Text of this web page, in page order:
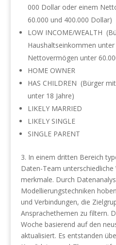
000 Dollar oder einem
60.000 und 400.000 Dollar)
LOW INCOME/WEALTH
Haushaltseinkommen
Nettovermögen unter
HOME OWNER
HAS CHILDREN (Bürger
unter 18 Jahre)
LIKELY MARRIED
LIKELY SINGLE
SINGLE PARENT
3. In einem dritten Bereich
Daten-Team unterschiedliche
merkmale. Durch
Modellierungstechniken
und Verbindungen, die
Ansprachethemen zu filtern.
Woche basierend auf den
aktualisiert. Es entstanden